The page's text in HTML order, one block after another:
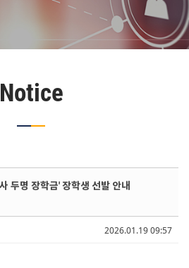
Notice
2026.01.19 09:57
두명 장학금' 장학생 선발 안내
스케치북5
스케치북5
스케치북5
스케치북5